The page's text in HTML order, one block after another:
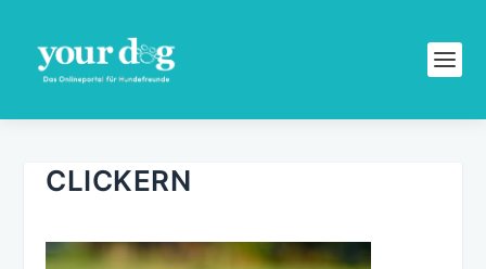
CLICKERN